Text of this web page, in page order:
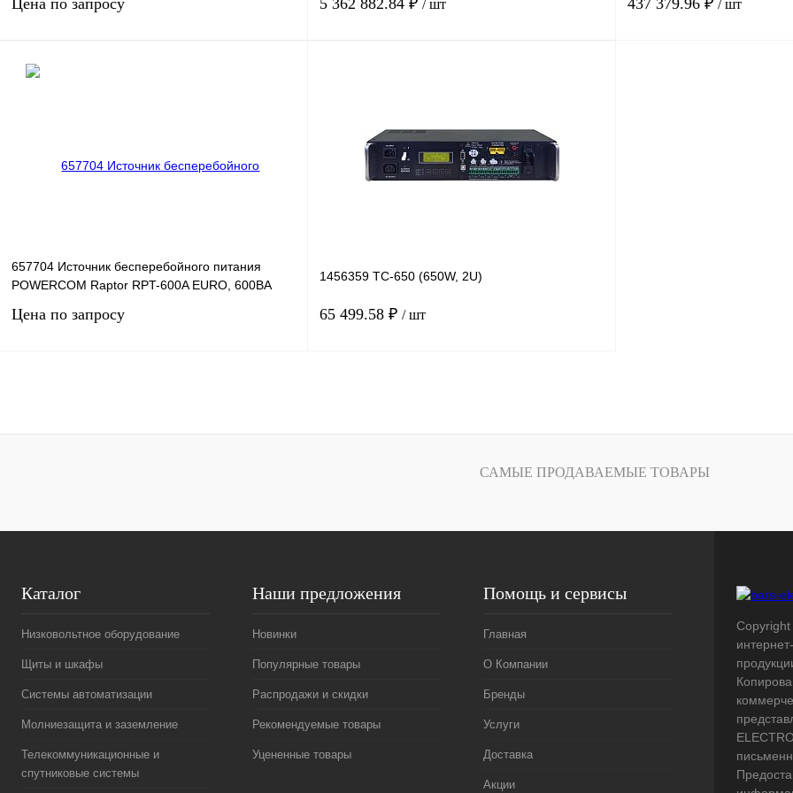
Цена по запросу 5 362 882.84 ₽ / шт
В избранное Под заказ
437 379.96 ₽ / шт
657704 Источник бесперебойного питания
POWERCOM Raptor RPT-600A EURO, 600ВA
Цена по запросу
Купить в 1 клик Сравнение
1456359 TC-650 (650W, 2U)
65 499.58 ₽ / шт
Купить в 1 клик Сравнение
САМЫЕ ПРОДАВАЕМЫЕ ТОВАРЫ
Каталог
Низковольтное оборудование
Щиты и шкафы
Системы автоматизации
Молниезащита и заземление
Телекоммуникационные и
спутниковые системы
Наши предложения
Новинки
Популярные товары
Распродажи и скидки
Рекомендуемые товары
Уцененные товары
Помощь и сервисы
Главная
О Компании
Бренды
Услуги
Доставка
Акции